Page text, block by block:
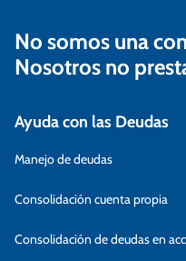
No somos una
Nosotros no
Ayuda con las Deudas
Manejo de deudas
Consolidación cuenta propia
Consolidación de deudas en